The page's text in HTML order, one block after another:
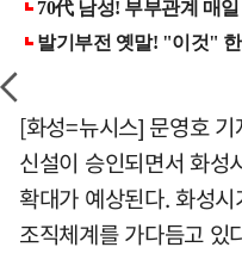
[화성=뉴시스] 문영호
신설이 승인되면서 화성
확대가 예상된다. 화성
조직체계를 가다듬고 있